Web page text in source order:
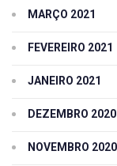
MARÇO 2021
FEVEREIRO 2021
JANEIRO 2021
DEZEMBRO 2020
NOVEMBRO 2020